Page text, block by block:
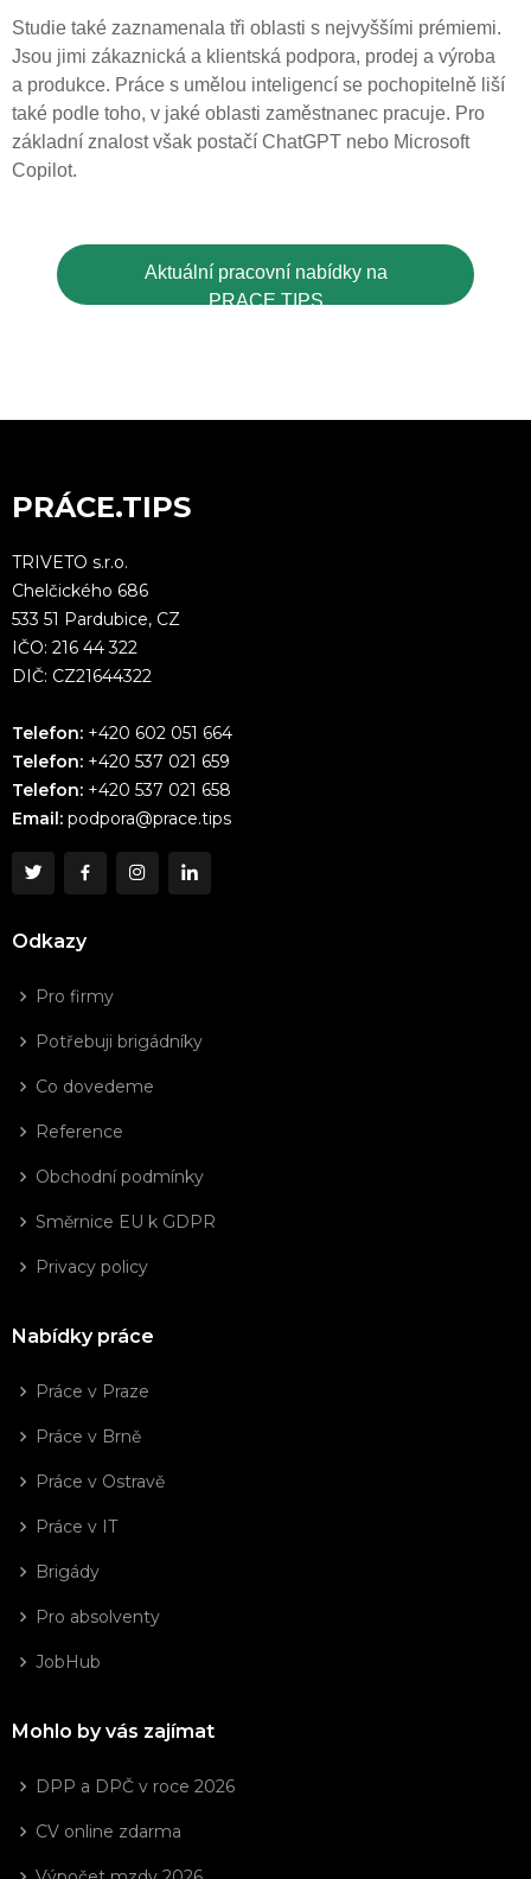
Studie také zaznamenala tři oblasti s nejvyššími prémiemi.
Jsou jimi zákaznická a klientská podpora, prodej a výroba
a produkce. Práce s umělou inteligencí se pochopitelně liší
také podle toho, v jaké oblasti zaměstnanec pracuje. Pro
základní znalost však postačí ChatGPT nebo Microsoft
Copilot.
Aktuální pracovní nabídky na
PRACE.TIPS
PRÁCE.TIPS
TRIVETO s.r.o.
Chelčického 686
533 51 Pardubice, CZ
IČO: 216 44 322
DIČ: CZ21644322
Telefon: +420 602 051 664
Telefon: +420 537 021 659
Telefon: +420 537 021 658
Email: podpora@prace.tips
Odkazy
Pro firmy
Potřebuji brigádníky
Co dovedeme
Reference
Obchodní podmínky
Směrnice EU k GDPR
Privacy policy
Nabídky práce
Práce v Praze
Práce v Brně
Práce v Ostravě
Práce v IT
Brigády
Pro absolventy
JobHub
Mohlo by vás zajímat
DPP a DPČ v roce 2026
CV online zdarma